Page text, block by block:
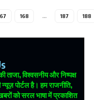
168 … 187 188
विश्वसनीय और निष्पक्ष
पोर्टल है। हम राजनीति,
को सरल भाषा में प्रकाशित